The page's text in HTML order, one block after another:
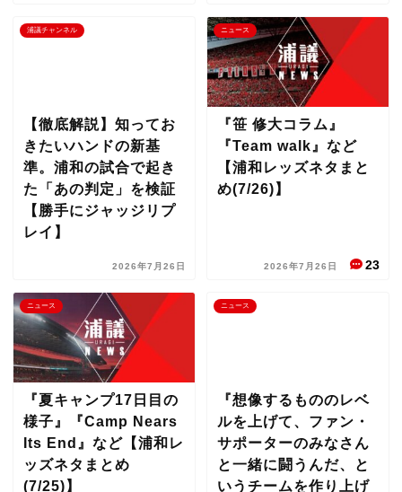
浦議チャンネル
【徹底解説】知ってお
きたいハンドの新基
準。浦和の試合で起き
た「あの判定」を検証
【勝手にジャッジリプ
レイ】
2026年7月26日
ニュース
『笹 修大コラム』
『Team walk』など
【浦和レッズネタまと
め(7/26)】
2026年7月26日 23
ニュース
『夏キャンプ17日目の
様子』『Camp Nears
Its End』など【浦和レ
ッズネタまとめ
(7/25)】
ニュース
『想像するもののレベ
ルを上げて、ファン・
サポーターのみなさん
と一緒に闘うんだ、と
いうチームを作り上げ